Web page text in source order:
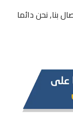
نحن دائما